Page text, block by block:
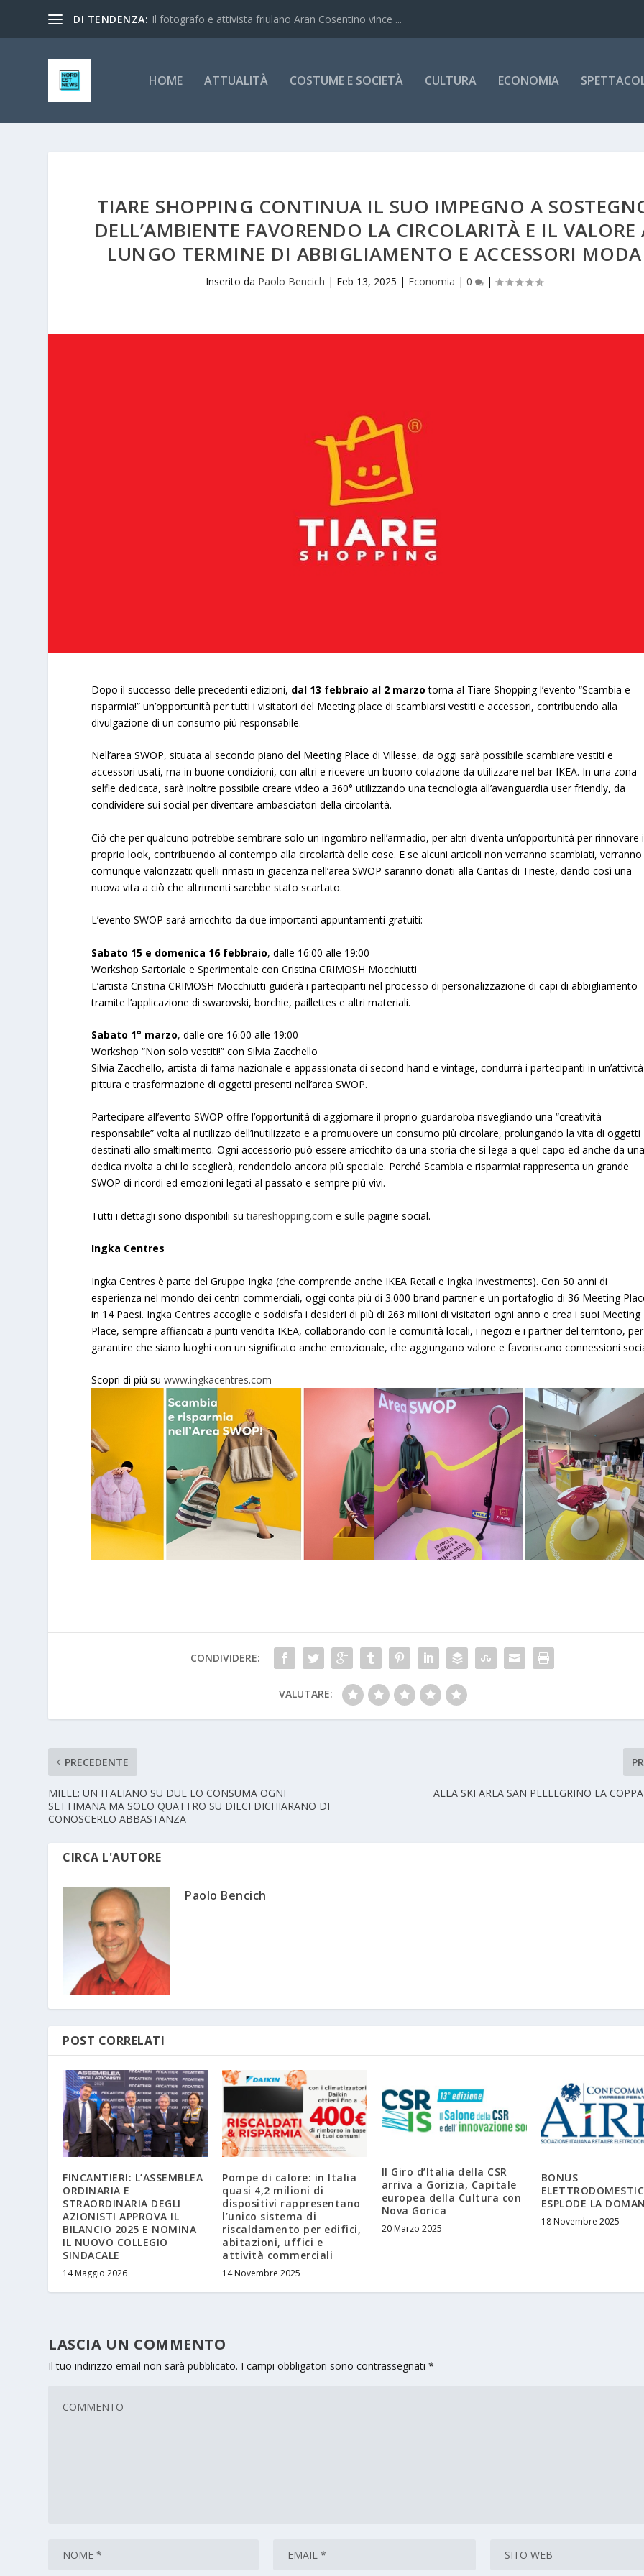
DI TENDENZA: Il fotografo e attivista friulano Aran Cosentino vince ...
HOME ATTUALITÀ COSTUME E SOCIETÀ CULTURA ECONOMIA
TIARE SHOPPING CONTINUA IL SUO IMPEGNO A
DELL’AMBIENTE FAVORENDO LA CIRCOLARITÀ E IL VALORE
LUNGO TERMINE DI ABBIGLIAMENTO E ACCESSORI MODA
Inserito da Paolo Bencich | Feb 13, 2025 | Economia |0 |
Dopo il successo delle precedenti edizioni, dal 13 febbraio al 2 marzo torna al Tiare Shopping l’evento “Scambia e
risparmia!” un’opportunità per tutti i visitatori del Meeting place di scambiarsi vestiti e accessori, contribuendo alla
divulgazione di un consumo più responsabile.
Nell’area SWOP, situata al secondo piano del Meeting Place di Villesse, da oggi sarà possibile scambiare vestiti e
accessori usati, ma in buone condizioni, con altri e ricevere un buono colazione da utilizzare nel bar IKEA. In una zona
selfie dedicata, sarà inoltre possibile creare video a 360° utilizzando una tecnologia all’avanguardia user friendly, da
condividere sui social per diventare ambasciatori della circolarità.
Ciò che per qualcuno potrebbe sembrare solo un ingombro nell’armadio, per altri diventa un’opportunità per rinnovare
proprio look, contribuendo al contempo alla circolarità delle cose. E se alcuni articoli non verranno scambiati, verranno
comunque valorizzati: quelli rimasti in giacenza nell’area SWOP saranno donati alla Caritas di Trieste, dando così una
nuova vita a ciò che altrimenti sarebbe stato scartato.
L’evento SWOP sarà arricchito da due importanti appuntamenti gratuiti:
Sabato 15 e domenica 16 febbraio, dalle 16:00 alle 19:00
Workshop Sartoriale e Sperimentale con Cristina CRIMOSH Mocchiutti
L’artista Cristina CRIMOSH Mocchiutti guiderà i partecipanti nel processo di personalizzazione di capi di abbigliamento
tramite l’applicazione di swarovski, borchie, paillettes e altri materiali.
Sabato 1° marzo, dalle ore 16:00 alle 19:00
Workshop “Non solo vestiti!” con Silvia Zacchello
Silvia Zacchello, artista di fama nazionale e appassionata di second hand e vintage, condurrà i partecipanti in
pittura e trasformazione di oggetti presenti nell’area SWOP.
Partecipare all’evento SWOP offre l’opportunità di aggiornare il proprio guardaroba risvegliando una “creatività
responsabile” volta al riutilizzo dell’inutilizzato e a promuovere un consumo più circolare, prolungando la vita di oggetti
destinati allo smaltimento. Ogni accessorio può essere arricchito da una storia che si lega a quel capo ed anche da
dedica rivolta a chi lo sceglierà, rendendolo ancora più speciale. Perché Scambia e risparmia! rappresenta un grande
SWOP di ricordi ed emozioni legati al passato e sempre più vivi.
Tutti i dettagli sono disponibili sutiareshopping.com e sulle pagine social.
Ingka Centres
Ingka Centres è parte del Gruppo Ingka (che comprende anche IKEA Retail e Ingka Investments). Con 50 anni di
esperienza nel mondo dei centri commerciali, oggi conta più di 3.000 brand partner e un portafoglio di 36 Meeting
in 14 Paesi. Ingka Centres accoglie e soddisfa i desideri di più di 263 milioni di visitatori ogni anno e crea i suoi Meeting
Place, sempre affiancati a punti vendita IKEA, collaborando con le comunità locali, i negozi e i partner del territorio, per
garantire che siano luoghi con un significato anche emozionale, che aggiungano valore e favoriscano connessioni
Scopri di più suwww.ingkacentres.com
CONDIVIDERE:
VALUTARE:
PRECEDENTE
MIELE: UN ITALIANO SU DUE LO CONSUMA OGNI
SETTIMANA MA SOLO QUATTRO SU DIECI DICHIARANO DI
CONOSCERLO ABBASTANZA
ALLA SKI AREA SAN PELLEGRINO LA
CIRCA L'AUTORE
Paolo Bencich
POST CORRELATI
FINCANTIERI: L’ASSEMBLEA
ORDINARIA E
STRAORDINARIA DEGLI
AZIONISTI APPROVA IL
BILANCIO 2025 E NOMINA
IL NUOVO COLLEGIO
SINDACALE
14 Maggio 2026
Pompe di calore: in Italia
quasi 4,2 milioni di
dispositivi rappresentano
l’unico sistema di
riscaldamento per edifici,
abitazioni, uffici e
attività commerciali
14 Novembre 2025
Il Giro d’Italia della CSR
arriva a Gorizia, Capitale
europea della Cultura con
Nova Gorica
20 Marzo 2025
BONUS
ESPLODE LA
18 Novembre 2025
LASCIA UN COMMENTO
Il tuo indirizzo email non sarà pubblicato. I campi obbligatori sono contrassegnati*